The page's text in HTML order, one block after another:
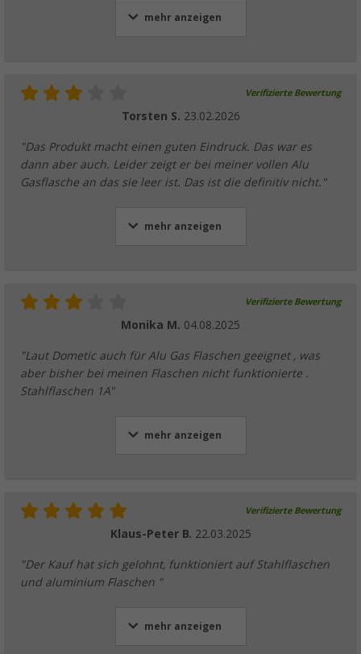
mehr anzeigen
Verifizierte Bewertung
Torsten S. 23.02.2026
"Das Produkt macht einen guten Eindruck. Das war es
dann aber auch. Leider zeigt er bei meiner vollen Alu
Gasflasche an das sie leer ist. Das ist die definitiv nicht."
mehr anzeigen
Verifizierte Bewertung
Monika M. 04.08.2025
"Laut Dometic auch für Alu Gas Flaschen geeignet , was
aber bisher bei meinen Flaschen nicht funktionierte .
Stahlflaschen 1A"
mehr anzeigen
Verifizierte Bewertung
Klaus-Peter B. 22.03.2025
"Der Kauf hat sich gelohnt, funktioniert auf Stahlflaschen
und aluminium Flaschen "
mehr anzeigen